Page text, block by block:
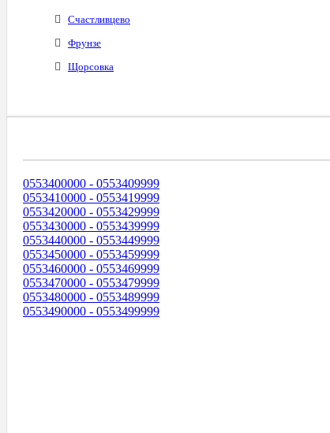
Счастливцево
Фрунзе
Щорсовка
0553400000 - 0553409999
0553410000 - 0553419999
0553420000 - 0553429999
0553430000 - 0553439999
0553440000 - 0553449999
0553450000 - 0553459999
0553460000 - 0553469999
0553470000 - 0553479999
0553480000 - 0553489999
0553490000 - 0553499999